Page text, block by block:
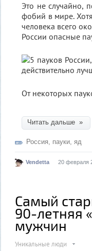
Это не случайно,
фобий в мире.
человека всего
России опасные
От некоторых
Читать дальше »
Россия, пауки, яд
Vendetta 20 февраля
Самый
90-летняя
мужчин
Уникальные люди